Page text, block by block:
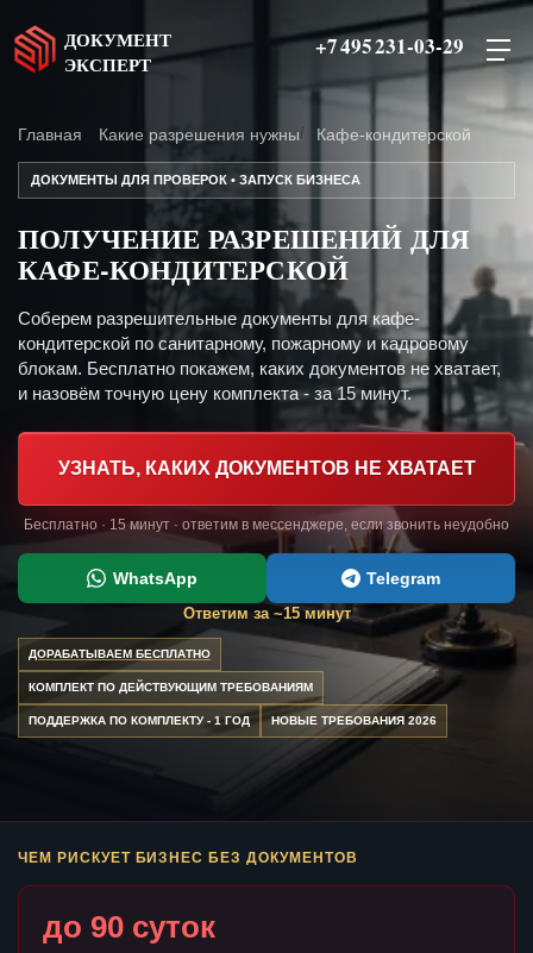
ДОКУМЕНТ
ЭКСПЕРТ
+7 495 231-03-29
Главная Какие разрешения нужны Кафе-кондитерской
ДОКУМЕНТЫ ДЛЯ ПРОВЕРОК • ЗАПУСК БИЗНЕСА
ПОЛУЧЕНИЕ РАЗРЕШЕНИЙ ДЛЯ
КАФЕ-КОНДИТЕРСКОЙ
Соберем разрешительные документы для кафе-
кондитерской по санитарному, пожарному и кадровому
блокам. Бесплатно покажем, каких документов не хватает,
и назовём точную цену комплекта - за 15 минут.
УЗНАТЬ, КАКИХ ДОКУМЕНТОВ НЕ ХВАТАЕТ
Бесплатно · 15 минут · ответим в мессенджере, если звонить неудобно
WhatsApp Telegram
Ответим за ~15 минут
ДОРАБАТЫВАЕМ БЕСПЛАТНО
КОМПЛЕКТ ПО ДЕЙСТВУЮЩИМ ТРЕБОВАНИЯМ
ПОДДЕРЖКА ПО КОМПЛЕКТУ - 1 ГОД НОВЫЕ ТРЕБОВАНИЯ 2026
ЧЕМ РИСКУЕТ БИЗНЕС БЕЗ ДОКУМЕНТОВ
до 90 суток